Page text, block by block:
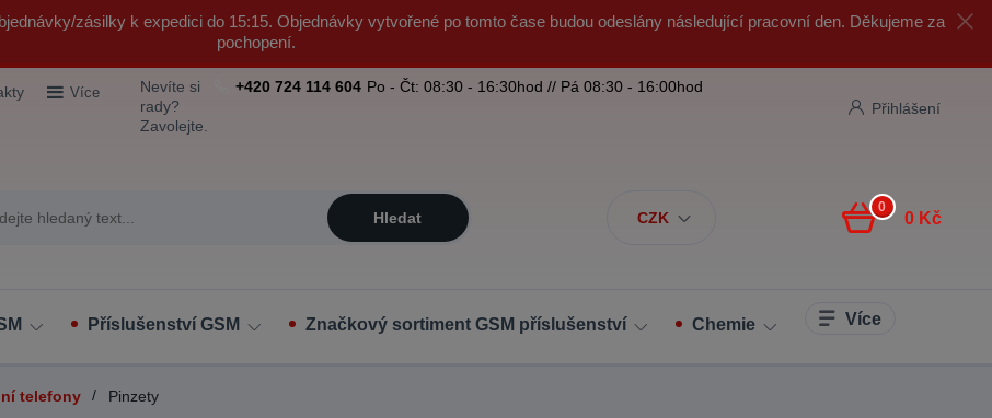
zásilky k expedici do 15:15. Objednávky vytvořené po tomto čase budou odeslány následující pracovní den. Děkujeme za
pochopení.
Více
CZK
Přihlášení
Hledat
Nevíte si
rady?
Zavolejte.
+420 724 114 604 Po - Čt: 08:30 - 16:30hod // Pá 08:30 - 16:00hod
0
0 Kč
Příslušenství GSM Značkový sortiment GSM příslušenství Chemie Více
telefony Pinzety